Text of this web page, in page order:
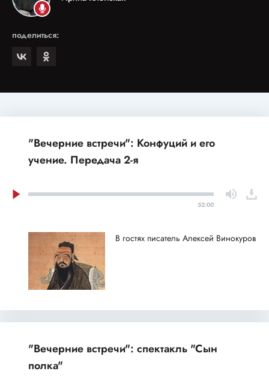
поделиться:
"Вечерние встречи": Конфуций и его
учение. Передача 2-я
52:00
В гостях писатель Алексей Винокуров
"Вечерние встречи": спектакль "Сын
полка"